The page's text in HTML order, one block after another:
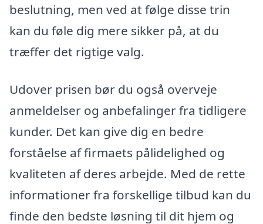
beslutning, men ved at følge disse trin
kan du føle dig mere sikker på, at du
træffer det rigtige valg.
Udover prisen bør du også overveje
anmeldelser og anbefalinger fra tidligere
kunder. Det kan give dig en bedre
forståelse af firmaets pålidelighed og
kvaliteten af deres arbejde. Med de rette
informationer fra forskellige tilbud kan du
finde den bedste løsning til dit hjem og